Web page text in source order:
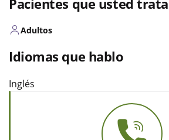
Adultos
Idiomas que hablo
Inglés